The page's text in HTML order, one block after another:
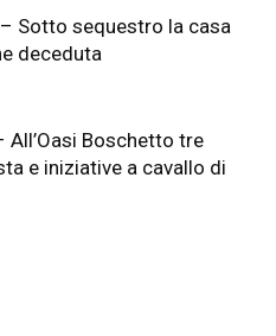
Sotto sequestro la casa
deceduta
All’Oasi Boschetto tre
e iniziative a cavallo di